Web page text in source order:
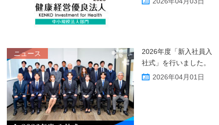
ニュース
2026年度「新入社員入
社式」を行いました。
2026年04月01日